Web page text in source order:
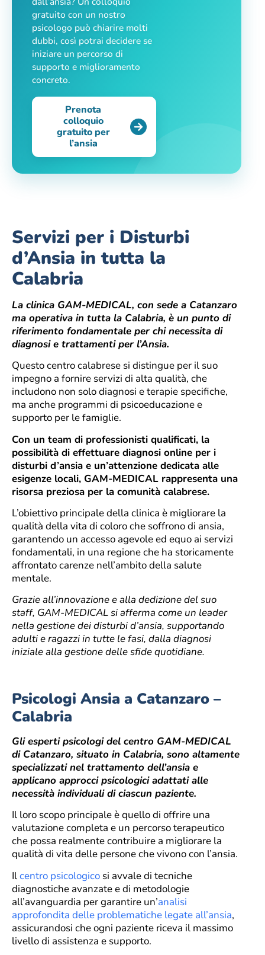
gratuito con un nostro
psicologo può chiarire molti
dubbi, così potrai decidere se
iniziare un percorso di
supporto e miglioramento
concreto.
Prenota
colloquio
gratuito per
l’ansia
Servizi per i Disturbi
d’Ansia in tutta la
Calabria
La clinica GAM-MEDICAL, con sede a Catanzaro
ma operativa in tutta la Calabria, è un punto di
riferimento fondamentale per chi necessita di
diagnosi e trattamenti per l’Ansia.
Questo centro calabrese si distingue per il suo
impegno a fornire servizi di alta qualità, che
includono non solo diagnosi e terapie specifiche,
ma anche programmi di psicoeducazione e
supporto per le famiglie.
Con un team di professionisti qualificati, la
possibilità di effettuare diagnosi online per i
disturbi d’ansia e un’attenzione dedicata alle
esigenze locali, GAM-MEDICAL rappresenta una
risorsa preziosa per la comunità calabrese.
L’obiettivo principale della clinica è migliorare la
qualità della vita di coloro che soffrono di ansia,
garantendo un accesso agevole ed equo ai servizi
fondamentali, in una regione che ha storicamente
affrontato carenze nell’ambito della salute
mentale.
Grazie all’innovazione e alla dedizione del suo
staff, GAM-MEDICAL si afferma come un leader
nella gestione dei disturbi d’ansia, supportando
adulti e ragazzi in tutte le fasi, dalla diagnosi
iniziale alla gestione delle sfide quotidiane.
Psicologi Ansia a Catanzaro –
Calabria
Gli esperti psicologi del centro GAM-MEDICAL
di Catanzaro, situato in Calabria, sono altamente
specializzati nel trattamento dell’ansia e
applicano approcci psicologici adattati alle
necessità individuali di ciascun paziente.
Il loro scopo principale è quello di offrire una
valutazione completa e un percorso terapeutico
che possa realmente contribuire a migliorare la
qualità di vita delle persone che vivono con l’ansia.
Ilcentro psicologico si avvale di tecniche
diagnostiche avanzate e di metodologie
all’avanguardia per garantire un’analisi
approfondita delle problematiche legate all’ansia,
assicurandosi che ogni paziente riceva il massimo
livello di assistenza e supporto.